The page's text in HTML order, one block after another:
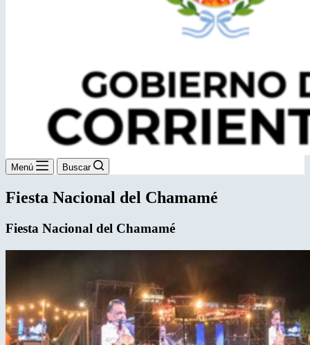
Menú Buscar
Fiesta Nacional del Chamamé
Fiesta Nacional del Chamamé